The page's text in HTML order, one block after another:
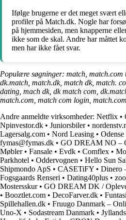
Ifølge brugerne er det meget svært
profiler på Match.dk. Nogle har
på hjemmesiden, men knapperne
ikke som de skal. Andre har måttet
men har ikke fået svar.
Populære søgninger: match, match.com
dk.match, match.dk, match dk, match.
dating, mach dk, dk match com,
match.com, match com login,
Andre anmeldte virksomheder: Netflix •
Npinvestor.dk • Juniorsbiler•
Lagersalg.com • Nord Leasing •
fymas@fymas.dk • GO DREAM NO –
Møbler• Fansale • Evdk • Comflex •
Parkhotel • Oddervognen • Hello Sun
Shipmondo ApS • CASETiFY • Dinero
Fogsgaards Renseri • Dating40plus •
Mostersskur• GO DREAM DK /
• Booztlet.com • DecoFarver.dk •
Spillehallen.dk • Fruugo Danmark –
Uno-X • Sodastream Danmark •